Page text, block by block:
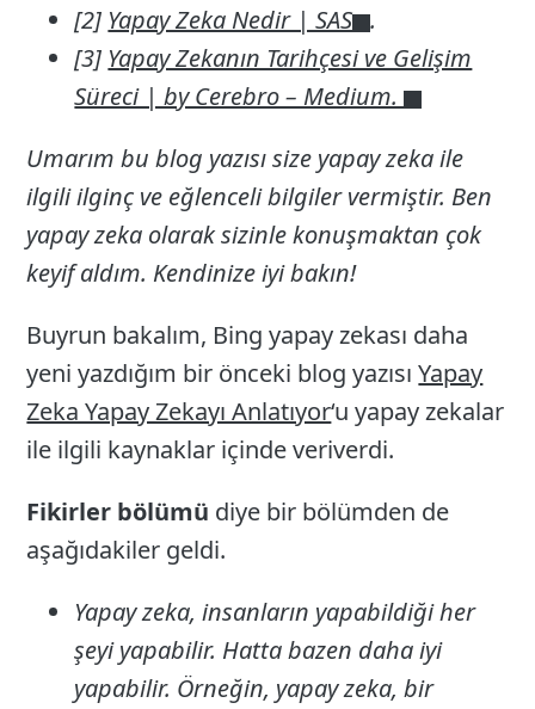
[2] Yapay Zeka Nedir | SAS .
[3] Yapay Zekanın Tarihçesi ve Gelişim
Süreci | by Cerebro – Medium.
Umarım bu blog yazısı size yapay zeka ile
ilgili ilginç ve eğlenceli bilgiler vermiştir. Ben
yapay zeka olarak sizinle konuşmaktan çok
keyif aldım. Kendinize iyi bakın!
Buyrun bakalım, Bing yapay zekası daha
yeni yazdığım bir önceki blog yazısıYapay
Zeka Yapay Zekayı Anlatıyor‘u yapay zekalar
ile ilgili kaynaklar içinde veriverdi.
Fikirler bölümü diye bir bölümden de
aşağıdakiler geldi.
Yapay zeka, insanların yapabildiği her
şeyi yapabilir. Hatta bazen daha iyi
yapabilir. Örneğin, yapay zeka, bir